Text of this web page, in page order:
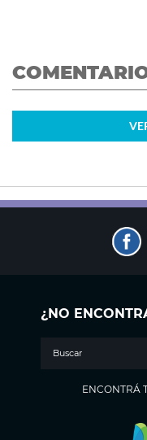
¿NO
ENCONTRÁ